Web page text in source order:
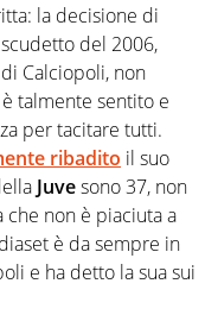
la decisione di
del 2006,
Calciopoli, non
talmente sentito e
per tacitare tutti.
ribadito il suo
Juvesono 37, non
che non è piaciuta a
è da sempre in
e ha detto la sua sui